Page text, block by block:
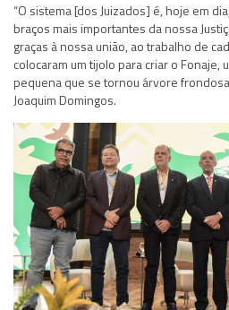
“O sistema [dos Juizados] é, hoje em
braços mais importantes da nossa
graças à nossa união, ao trabalho de
colocaram um tijolo para criar o Fonaje,
pequena que se tornou árvore
Joaquim Domingos.